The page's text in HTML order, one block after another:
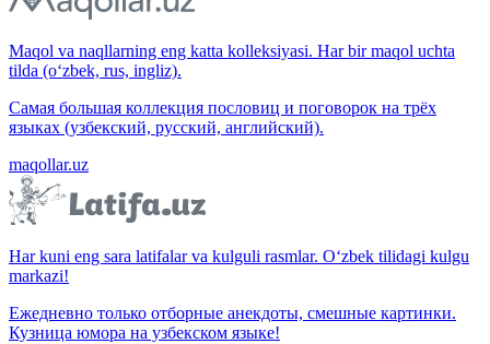
Maqol va naqllarning eng katta kolleksiyasi. Har bir maqol uchta
tilda (o‘zbek, rus, ingliz).
Самая большая коллекция пословиц и поговорок на трёх
языках (узбекский, русский, английский).
maqollar.uz
Har kuni eng sara latifalar va kulguli rasmlar. O‘zbek tilidagi kulgu
markazi!
Ежедневно только отборные анекдоты, смешные картинки.
Кузница юмора на узбекском языке!